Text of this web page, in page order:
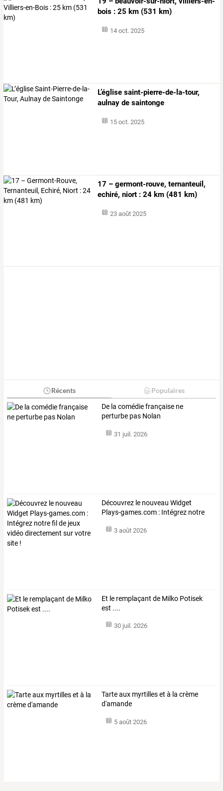
bois : 25 km (531 km)
14 oct. 2025
L’église saint-pierre-de-la-tour,
aulnay de saintonge
15 oct. 2025
17 – germont-rouve, ternanteuil,
echiré, niort : 24 km (481 km)
23 août 2025
Récents Populaires
De la comédie française ne
perturbe pas Nolan
31 juil. 2026
Découvrez le nouveau Widget
Plays-games.com : Intégrez notre
3 août 2026
Et le remplaçant de Milko Potisek
est ....
30 juil. 2026
Tarte aux myrtilles et à la crème
d'amande
5 août 2026